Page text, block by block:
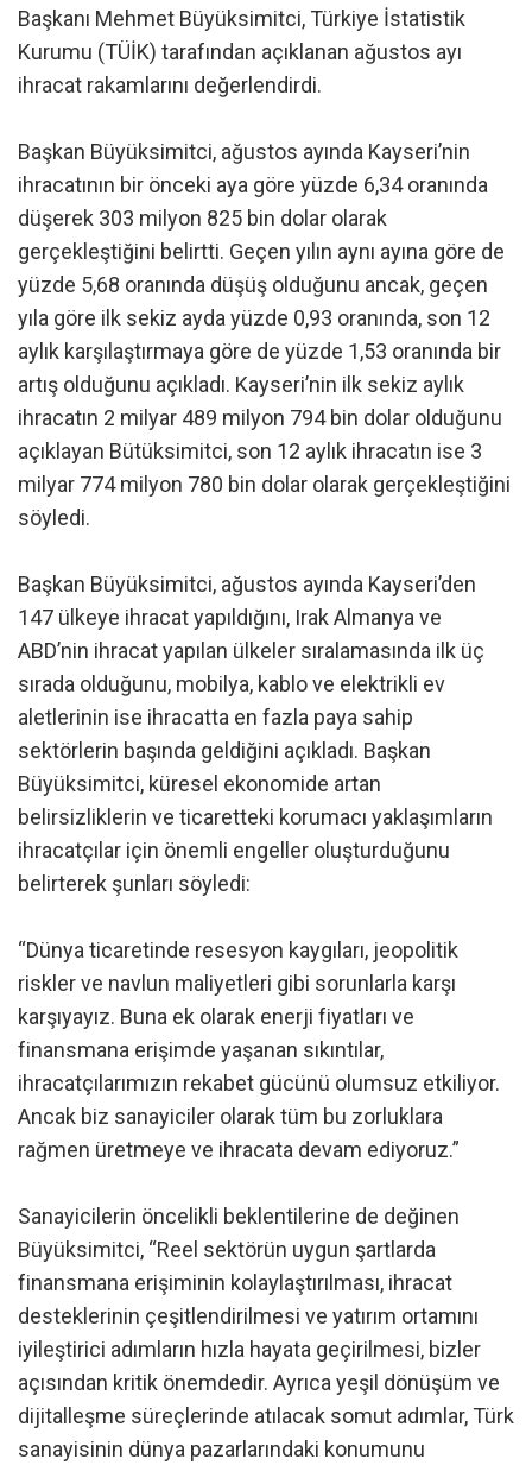
Başkanı Mehmet Büyüksimitci, Türkiye İstatistik
Kurumu (TÜİK) tarafından açıklanan ağustos ayı
ihracat rakamlarını değerlendirdi.
Başkan Büyüksimitci, ağustos ayında Kayseri’nin
ihracatının bir önceki aya göre yüzde 6,34 oranında
düşerek 303 milyon 825 bin dolar olarak
gerçekleştiğini belirtti. Geçen yılın aynı ayına göre de
yüzde 5,68 oranında düşüş olduğunu ancak, geçen
yıla göre ilk sekiz ayda yüzde 0,93 oranında, son 12
aylık karşılaştırmaya göre de yüzde 1,53 oranında bir
artış olduğunu açıkladı. Kayseri’nin ilk sekiz aylık
ihracatın 2 milyar 489 milyon 794 bin dolar olduğunu
açıklayan Bütüksimitci, son 12 aylık ihracatın ise 3
milyar 774 milyon 780 bin dolar olarak gerçekleştiğini
söyledi.
Başkan Büyüksimitci, ağustos ayında Kayseri’den
147 ülkeye ihracat yapıldığını, Irak Almanya ve
ABD’nin ihracat yapılan ülkeler sıralamasında ilk üç
sırada olduğunu, mobilya, kablo ve elektrikli ev
aletlerinin ise ihracatta en fazla paya sahip
sektörlerin başında geldiğini açıkladı. Başkan
Büyüksimitci, küresel ekonomide artan
belirsizliklerin ve ticaretteki korumacı yaklaşımların
ihracatçılar için önemli engeller oluşturduğunu
belirterek şunları söyledi:
“Dünya ticaretinde resesyon kaygıları, jeopolitik
riskler ve navlun maliyetleri gibi sorunlarla karşı
karşıyayız. Buna ek olarak enerji fiyatları ve
finansmana erişimde yaşanan sıkıntılar,
ihracatçılarımızın rekabet gücünü olumsuz etkiliyor.
Ancak biz sanayiciler olarak tüm bu zorluklara
rağmen üretmeye ve ihracata devam ediyoruz.”
Sanayicilerin öncelikli beklentilerine de değinen
Büyüksimitci, “Reel sektörün uygun şartlarda
finansmana erişiminin kolaylaştırılması, ihracat
desteklerinin çeşitlendirilmesi ve yatırım ortamını
iyileştirici adımların hızla hayata geçirilmesi, bizler
açısından kritik önemdedir. Ayrıca yeşil dönüşüm ve
dijitalleşme süreçlerinde atılacak somut adımlar, Türk
sanayisinin dünya pazarlarındaki konumunu